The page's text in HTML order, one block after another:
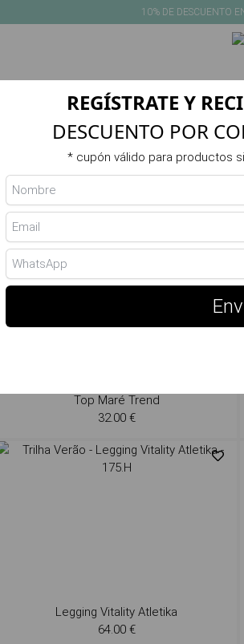
10% DE DESCUENTO
NEW IN PRODUCTOS
Producto no
Top Maré Trend
32.00 €
Legging Vitality Atletika
64.00 €
REGÍSTRATE Y
DESCUENTO POR
* cupón válido para productos